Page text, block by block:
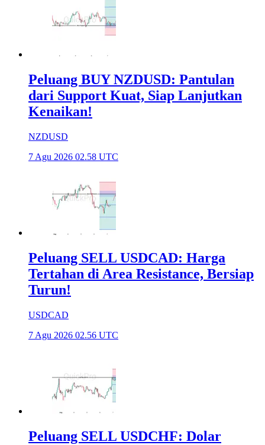
Peluang BUY NZDUSD: Pantulan
dari Support Kuat, Siap Lanjutkan
Kenaikan!
NZDUSD
7 Agu 2026 02.58 UTC
Peluang SELL USDCAD: Harga
Tertahan di Area Resistance, Bersiap
Turun!
USDCAD
7 Agu 2026 02.56 UTC
Peluang SELL USDCHF: Dolar